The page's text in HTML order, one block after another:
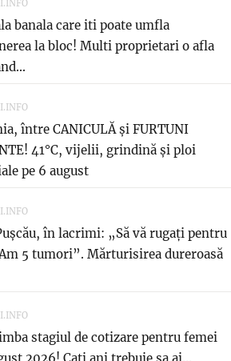
banala care iti poate umfla
la bloc! Multi proprietari o afla
între CANICULĂ și FURTUNI
41°C, vijelii, grindină și ploi
pe 6 august
în lacrimi: „Să vă rugați pentru
5 tumori”. Mărturisirea dureroasă
stagiul de cotizare pentru femei
2026! Cati ani trebuie sa ai...